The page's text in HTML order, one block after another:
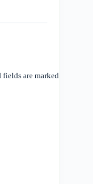
fields are marked